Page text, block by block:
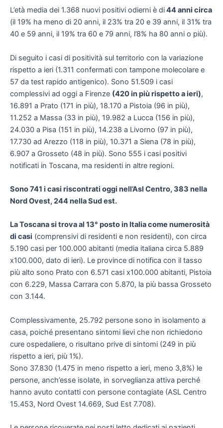
L’età media dei 1.368 nuovi positivi odierni è di44 anni circa
(il 19% ha meno di 20 anni, il 23% tra 20 e 39 anni, il 31% tra
40 e 59 anni, il 19% tra 60 e 79 anni, l’8% ha 80 anni o più).
Di seguito i casi di positività sul territorio con la variazione
rispetto a ieri (1.311 confermati con tampone molecolare e
57 da test rapido antigenico). Sono 51.509 i casi
complessivi ad oggi a Firenze (420 in più rispetto a ieri),
16.891 a Prato (171 in più), 18.170 a Pistoia (96 in più),
11.252 a Massa (33 in più), 19.982 a Lucca (156 in più),
24.030 a Pisa (151 in più), 14.238 a Livorno (97 in più),
17.730 ad Arezzo (118 in più), 10.371 a Siena (78 in più),
6.907 a Grosseto (48 in più). Sono 555 i casi positivi
notificati in Toscana, ma residenti in altre regioni.
Sono 741 i casi riscontrati oggi nell’Asl Centro, 383 nella
Nord Ovest, 244 nella Sud est.
La Toscana si trova al 13° posto in Italia come numerosità
di casi (comprensivi di residenti e non residenti), con circa
5.190 casi per 100.000 abitanti (media italiana circa 5.889
x100.000, dato di ieri). Le province di notifica con il tasso
più alto sono Prato con 6.571 casi x100.000 abitanti, Pistoia
con 6.229, Massa Carrara con 5.870, la più bassa Grosseto
con 3.144.
Complessivamente, 25.792 persone sono in isolamento a
casa, poiché presentano sintomi lievi che non richiedono
cure ospedaliere, o risultano prive di sintomi (249 in più
rispetto a ieri, più 1%).
Sono 37.830 (1.475 in meno rispetto a ieri, meno 3,8%) le
persone, anch’esse isolate, in sorveglianza attiva perché
hanno avuto contatti con persone contagiate (ASL Centro
15.453, Nord Ovest 14.669, Sud Est 7.708).